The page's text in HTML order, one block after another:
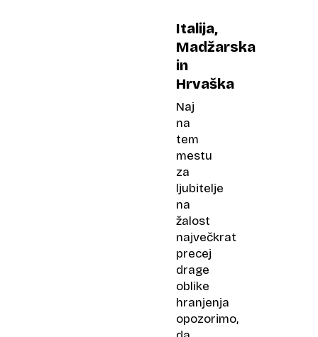
Italija,
Madžarska
in
Hrvaška
Naj
na
tem
mestu
za
ljubitelje
na
žalost
največkrat
precej
drage
oblike
hranjenja
opozorimo,